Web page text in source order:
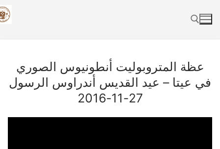
Skip
to
Search for:
عظة المتروبوليت أنطونيوس الصوري
في عيتا – عيد القديس أندراوس الرسول
27-11-2016